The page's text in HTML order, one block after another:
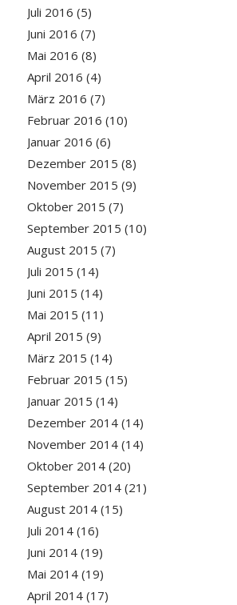
Juli 2016 (5)
Juni 2016 (7)
Mai 2016 (8)
April 2016 (4)
März 2016 (7)
Februar 2016 (10)
Januar 2016 (6)
Dezember 2015 (8)
November 2015 (9)
Oktober 2015 (7)
September 2015 (10)
August 2015 (7)
Juli 2015 (14)
Juni 2015 (14)
Mai 2015 (11)
April 2015 (9)
März 2015 (14)
Februar 2015 (15)
Januar 2015 (14)
Dezember 2014(14)
November 2014(14)
Oktober 2014(20)
September 2014(21)
August 2014(15)
Juli 2014(16)
Juni 2014(19)
Mai 2014(19)
April 2014(17)